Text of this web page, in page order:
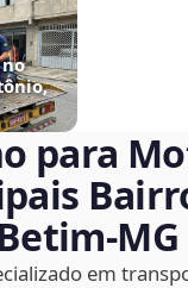
para
em